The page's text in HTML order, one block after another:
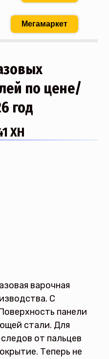
Мегамаркет
по цене/
год
XH
варочная
С
панели
стали. Для
от пальцев
Теперь не